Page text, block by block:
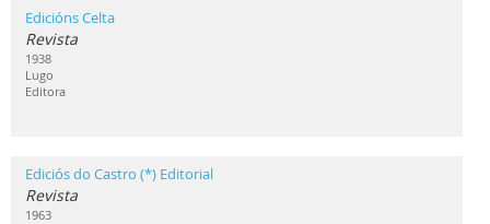
Edicións Celta
Revista
1938
Lugo
Editora
Ediciós do Castro (*) Editorial
Revista
1963